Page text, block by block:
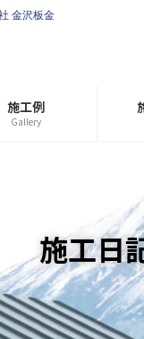
金沢板金
施工例
Gallery
施工日